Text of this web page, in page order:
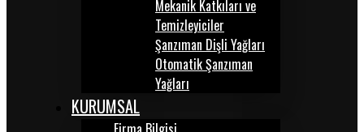
Mekanik Katkıları ve
Temizleyiciler
Şanzıman Dişli Yağları
Otomatik Şanzıman
Yağları
KURUMSAL